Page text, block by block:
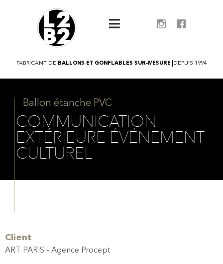
FABRICANT DE BAL LONS ET GON F LAB L ES SUR-M ESURE DEPUIS 1994
Ballon étanche PVC
COMMUNICATION
EXTÉRIEURE ÉVÉNEMENT
CULTUREL
Client
ART PARIS – Agence Procept